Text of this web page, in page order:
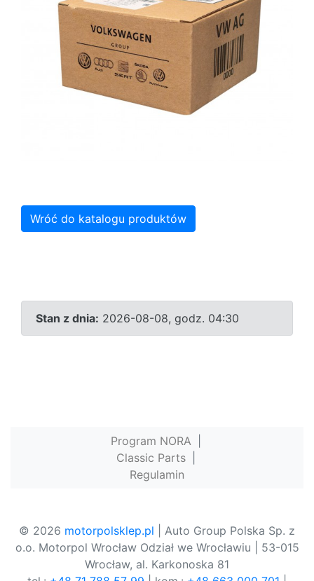
Wróć do katalogu produktów
Stan z dnia: 2026-08-08, godz. 04:30
Program NORA
Classic Parts
Regulamin
© 2026 motorpolsklep.pl | Auto Group Polska Sp. z
o.o. Motorpol Wrocław Odział we Wrocławiu | 53-015
Wrocław, al. Karkonoska 81